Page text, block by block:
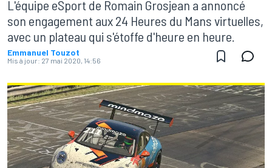
L'équipe eSport de Romain Grosjean a annoncé
son engagement aux 24 Heures du Mans virtuelles,
avec un plateau qui s'étoffe d'heure en heure.
Emmanuel Touzot
Mis à jour: 27 mai 2020, 14:56